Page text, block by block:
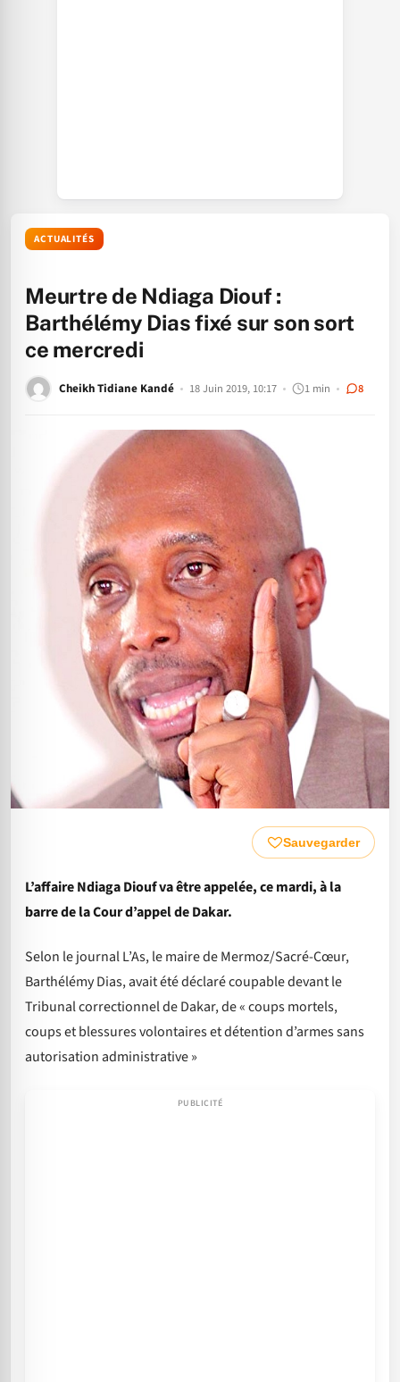
ACTUALITÉS
Meurtre de Ndiaga Diouf :
Barthélémy Dias fixé sur son sort
ce mercredi
Cheikh Tidiane Kandé 18 Juin 2019, 10:17 1 min 8
Sauvegarder
L’affaire Ndiaga Diouf va être appelée, ce mardi, à la
barre de la Cour d’appel de Dakar.
Selon le journal L’As, le maire de Mermoz/Sacré-Cœur,
Barthélémy Dias, avait été déclaré coupable devant le
Tribunal correctionnel de Dakar, de « coups mortels,
coups et blessures volontaires et détention d’armes sans
autorisation administrative »